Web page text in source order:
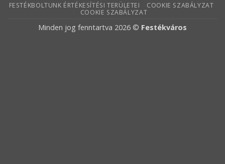
FESTÉKBOLTUNK ÉRTÉKESÍTÉSI TERÜLETEI
COOKIE SZABÁLYZAT
COOKIE SZABÁLYZAT
Minden jog fenntartva 2026 © Festékváros